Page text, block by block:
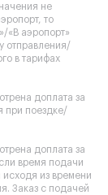
не
то
«В аэропорт»
отправления/
в тарифах
доплата за
при поездке/
доплата за
время подачи
из времени
Заказ с подачей